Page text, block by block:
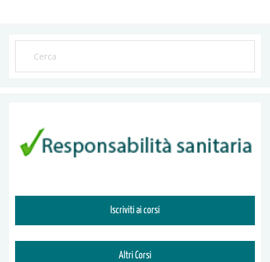
Iscriviti ai corsi
Altri Corsi